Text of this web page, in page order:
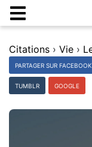
Citations › Vie ›
PARTAGER SUR FACEBOOK
TUMBLR GOOGLE